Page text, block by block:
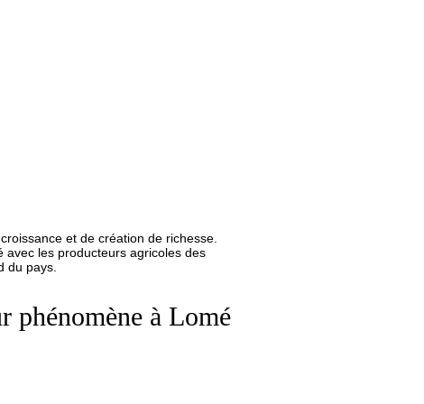
et de création de richesse.
avec les producteurs agricoles des
du pays.
phénomène à Lomé